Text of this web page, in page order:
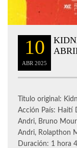
10
ABR 2025
Título original:
Acción País: Haití
Andri, Bruno
Andri, Rolapthon
Duración: 1 hora